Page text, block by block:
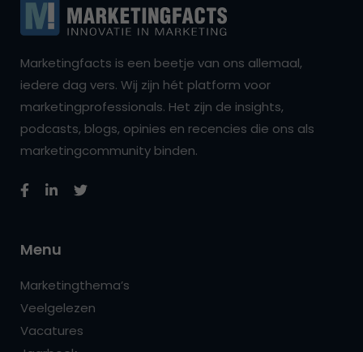
Marketingfacts is een beetje van ons allemaal,
iedere dag vers. Wij zijn hét platform voor
marketingprofessionals. Het zijn de insights,
podcasts, blogs, opinies en recencies die ons als
marketingcommunity binden.
Menu
Marketingthema’s
Veelgelezen
Vacatures